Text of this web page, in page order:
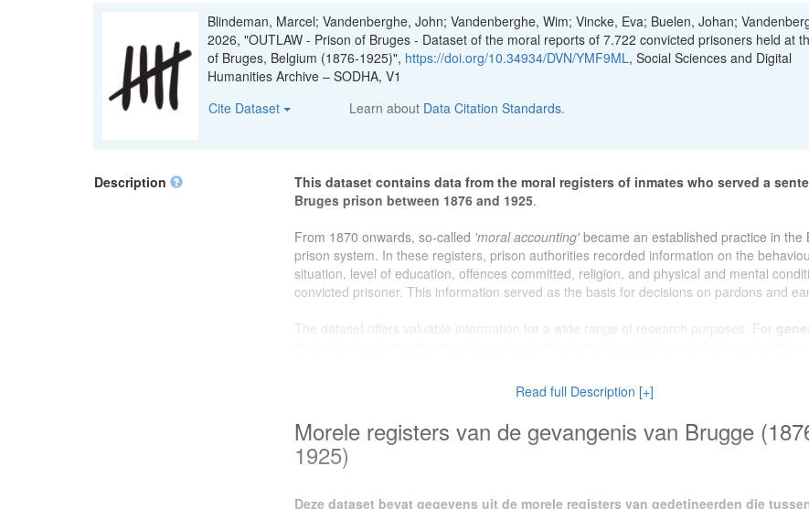
Blindeman, Marcel; Vandenberghe, John; Vandenberghe, Wim; Vincke, Eva; Buelen, Johan;
2026, "OUTLAW - Prison of Bruges - Dataset of the moral reports of 7.722 convicted prisoners held at
of Bruges, Belgium (1876-1925)", https://doi.org/10.34934/DVN/YMF9ML, Social Sciences and Digital
Humanities Archive – SODHA, V1
Cite Dataset
Learn about Data Citation Standards.
Description
This dataset contains data from the moral registers of inmates who served a
Bruges prison between 1876 and 1925.
From 1870 onwards, so-called 'moral accounting'became an established practice in the
prison system. In these registers, prison authorities recorded information on the
situation, level of education, offences committed, religion, and physical and mental
convicted prisoner. This information served as the basis for decisions on pardons and
The dataset offers valuable information for a wide range of research purposes. For
surroundings at the turn of the twentieth century. Researchers working on
will find rich sources for the study of criminal justice practices, prison policy, and the
convicted persons in late nineteenth-century Belgium.
This dataset was produced as part of project
project on prison archives. The project is a collaboration between the
Read full Description [+]
Morele registers van de gevangenis van Brugge
1925)
Deze dataset bevat gegevens uit de morele registers van gedetineerden die